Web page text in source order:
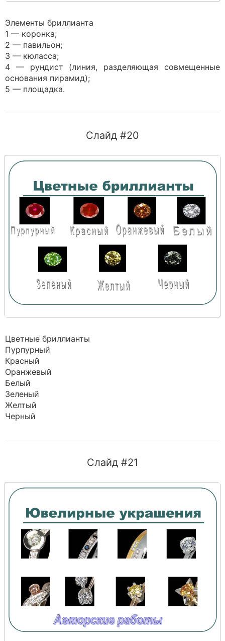
Элементы бриллианта
1 — коронка;
2 — павильон;
3 — кюласса;
4 — рундист (линия, разделяющая совмещенные
основания пирамид);
5 — площадка.
Слайд #20
Цветные бриллианты
Пурпурный
Красный
Оранжевый
Белый
Зеленый
Желтый
Черный
Слайд #21